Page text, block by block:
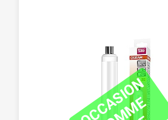
O
C
C
S
I
O
N
C
M
M
N
E
U